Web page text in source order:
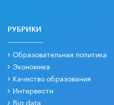
РУБРИКИ
Образовательная политика
Экономика
Качество образования
Интервести
Big data